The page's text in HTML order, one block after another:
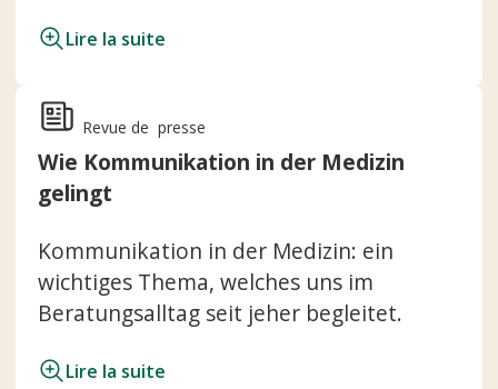
Lire la suite
Revue de presse
Wie Kommunikation in der Medizin
gelingt
Kommunikation in der Medizin: ein
wichtiges Thema, welches uns im
Beratungsalltag seit jeher begleitet.
Lire la suite